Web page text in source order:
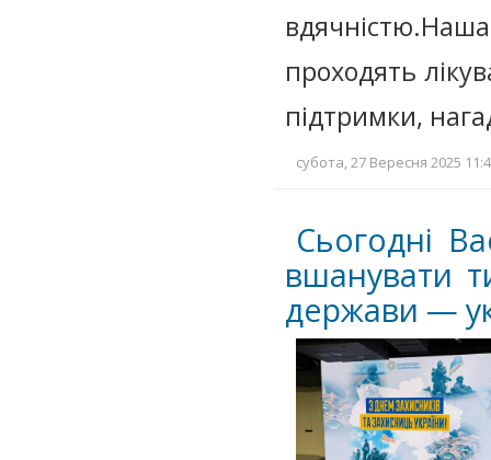
проходять
підтримки,
субота, 27 Вересня 2025
Сьогодні
вшанувати
держави —